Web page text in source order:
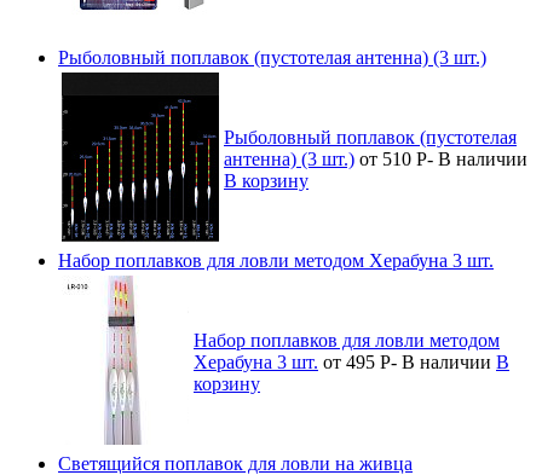
Рыболовный поплавок (пустотелая антенна) (3 шт.)
Рыболовный поплавок (пустотелая
антенна) (3 шт.) от 510 Р- В наличии
В корзину
Набор поплавков для ловли методом Херабуна 3 шт.
Набор поплавков для ловли методом
Херабуна 3 шт. от 495 Р- В наличии В
корзину
Светящийся поплавок для ловли на живца